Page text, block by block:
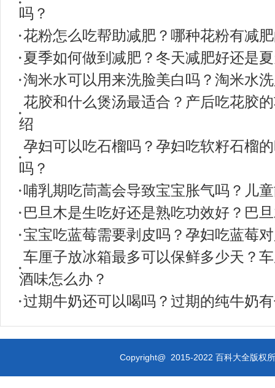
吗？
花粉怎么吃帮助减肥？哪种花粉有减
夏季如何做到减肥？冬天减肥好还是
淘米水可以用来洗脸美白吗？淘米水
花胶和什么煲汤最适合？产后吃花胶
绍
孕妇可以吃石榴吗？孕妇吃软籽石榴
吗？
哺乳期吃茼蒿会导致宝宝胀气吗？儿
巴旦木是生吃好还是熟吃功效好？巴
宝宝吃蓝莓需要剥皮吗？孕妇吃蓝莓
车厘子放冰箱最多可以保鲜多少天？
酒味怎么办？
过期牛奶还可以喝吗？过期的纯牛奶
Copyright@ 2015-2022 百科大全版权